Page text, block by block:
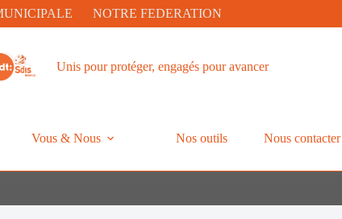
NOTRE FEDERATION
Unis pour protéger, engagés pour avancer
Vous & Nous Nos outils Nous contacter